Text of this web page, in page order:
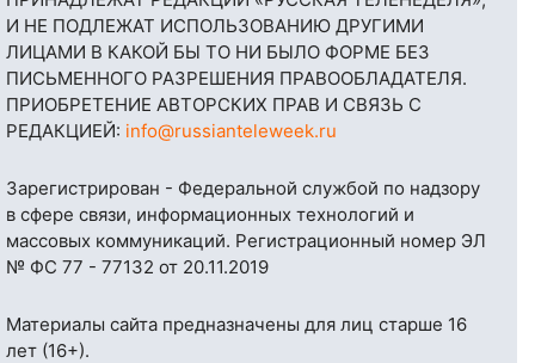
И НЕ ПОДЛЕЖАТ ИСПОЛЬЗОВАНИЮ ДРУГИМИ
ЛИЦАМИ В КАКОЙ БЫ ТО НИ БЫЛО ФОРМЕ БЕЗ
ПИСЬМЕННОГО РАЗРЕШЕНИЯ ПРАВООБЛАДАТЕЛЯ.
ПРИОБРЕТЕНИЕ АВТОРСКИХ ПРАВ И СВЯЗЬ С
РЕДАКЦИЕЙ: info@russianteleweek.ru
Зарегистрирован - Федеральной службой по надзору
в сфере связи, информационных технологий и
массовых коммуникаций. Регистрационный номер ЭЛ
№ ФС 77 - 77132 от 20.11.2019
Материалы сайта предназначены для лиц старше 16
лет (16+).